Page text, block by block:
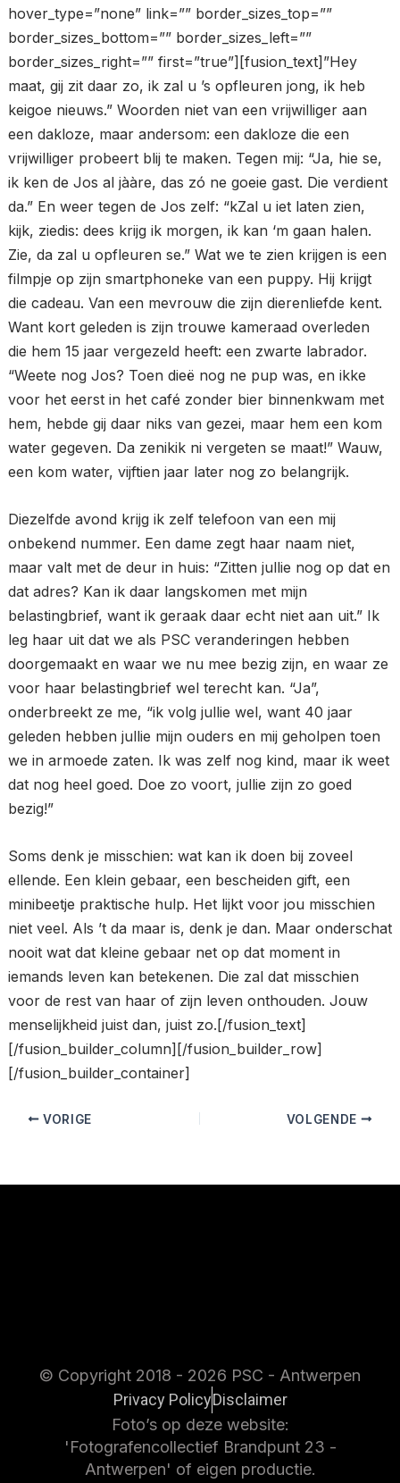
hover_type=”none” link=”” border_sizes_top=””
border_sizes_bottom=”” border_sizes_left=””
border_sizes_right=”” first=”true”][fusion_text]”Hey
maat, gij zit daar zo, ik zal u ’s opfleuren jong, ik heb
keigoe nieuws.” Woorden niet van een vrijwilliger aan
een dakloze, maar andersom: een dakloze die een
vrijwilliger probeert blij te maken. Tegen mij: “Ja, hie se,
ik ken de Jos al jààre, das zó ne goeie gast. Die verdient
da.” En weer tegen de Jos zelf: “kZal u iet laten zien,
kijk, ziedis: dees krijg ik morgen, ik kan ‘m gaan halen.
Zie, da zal u opfleuren se.” Wat we te zien krijgen is een
filmpje op zijn smartphoneke van een puppy. Hij krijgt
die cadeau. Van een mevrouw die zijn dierenliefde kent.
Want kort geleden is zijn trouwe kameraad overleden
die hem 15 jaar vergezeld heeft: een zwarte labrador.
“Weete nog Jos? Toen dieë nog ne pup was, en ikke
voor het eerst in het café zonder bier binnenkwam met
hem, hebde gij daar niks van gezei, maar hem een kom
water gegeven. Da zenikik ni vergeten se maat!” Wauw,
een kom water, vijftien jaar later nog zo belangrijk.
Diezelfde avond krijg ik zelf telefoon van een mij
onbekend nummer. Een dame zegt haar naam niet,
maar valt met de deur in huis: “Zitten jullie nog op dat en
dat adres? Kan ik daar langskomen met mijn
belastingbrief, want ik geraak daar echt niet aan uit.” Ik
leg haar uit dat we als PSC veranderingen hebben
doorgemaakt en waar we nu mee bezig zijn, en waar ze
voor haar belastingbrief wel terecht kan. “Ja”,
onderbreekt ze me, “ik volg jullie wel, want 40 jaar
geleden hebben jullie mijn ouders en mij geholpen toen
we in armoede zaten. Ik was zelf nog kind, maar ik weet
dat nog heel goed. Doe zo voort, jullie zijn zo goed
bezig!”
Soms denk je misschien: wat kan ik doen bij zoveel
ellende. Een klein gebaar, een bescheiden gift, een
minibeetje praktische hulp. Het lijkt voor jou misschien
niet veel. Als ’t da maar is, denk je dan. Maar onderschat
nooit wat dat kleine gebaar net op dat moment in
iemands leven kan betekenen. Die zal dat misschien
voor de rest van haar of zijn leven onthouden. Jouw
menselijkheid juist dan, juist zo.[/fusion_text]
[/fusion_builder_column][/fusion_builder_row]
[/fusion_builder_container]
VORIGE VOLGENDE
© Copyright 2018 - 2026 PSC - Antwerpen
Privacy PolicyDisclaimer
Foto’s op deze website:
'Fotografencollectief Brandpunt 23 -
Antwerpen' of eigen productie.